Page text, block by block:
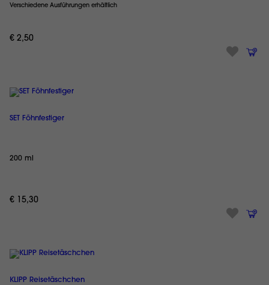
Verschiedene Ausführungen erhältlich
€ 2,50
SET Föhnfestiger
200 ml
€ 15,30
KLIPP Reisetäschchen